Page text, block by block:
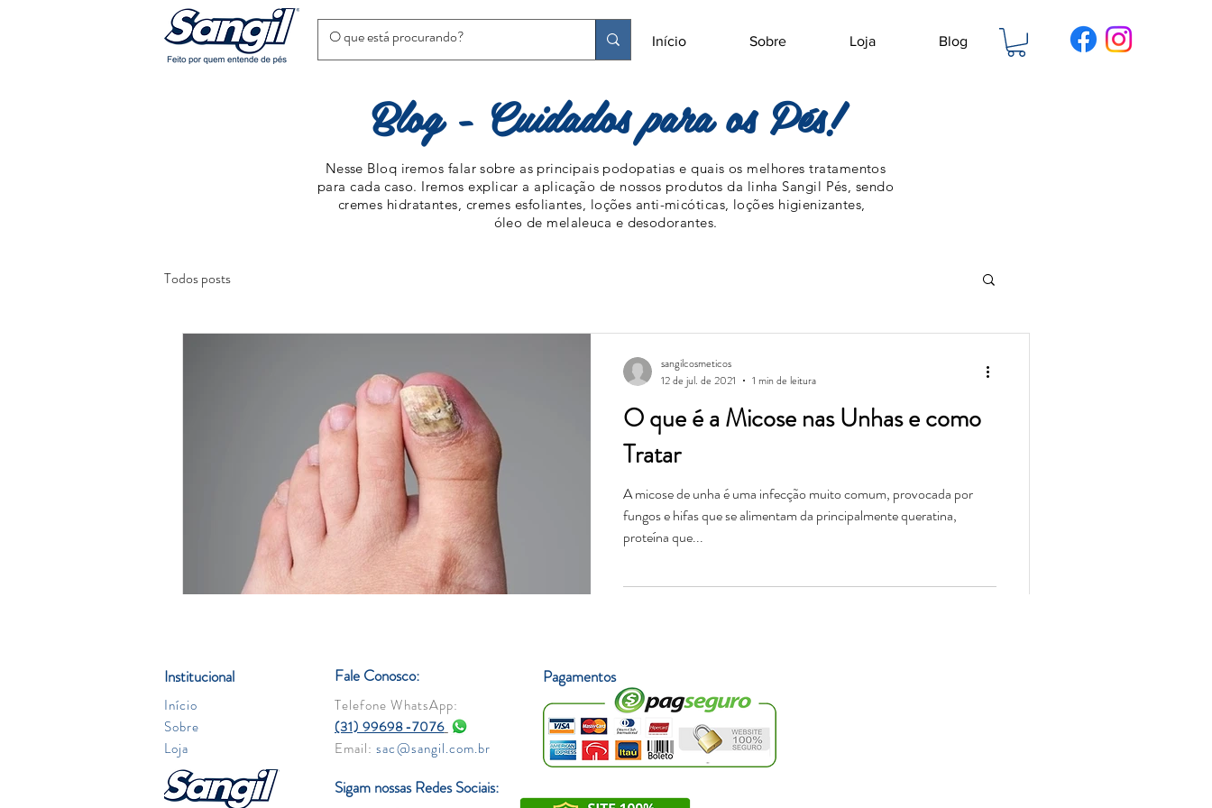
Início Sobre Loja Blog
Blog - Cuidados para os Pés!
Nesse Bloq iremos falar sobre as principais podopatias e quais os melhores tratamentos
para cada caso. Iremos explicar a aplicação de nossos produtos da linha Sangil Pés, sendo
cremes hidratantes, cremes esfoliantes, loções anti-micóticas, loções higienizantes,
óleo de melaleuca e desodorantes.
Todos posts
O que é a Micose nas Unhas e como
Tratar
A micose de unha é uma infecção muito comum, provocada por
fungos e hifas que se alimentam da principalmente queratina,
proteína que...
sangilcosmeticos
12 de jul. de 2021
1 min de leitura
Institucional Fale Conosco: Pagamentos
Início
Sobre
Loja
Telefone WhatsApp:
(31) 99698-7076
Email:sac@sangil.com.br
Sigam nossas Redes Sociais: